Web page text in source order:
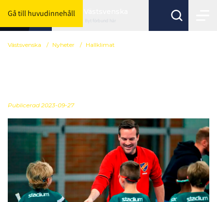
Gå till huvudinnehåll
Byt förbund här
Västsvenska / Nyheter / Hallklimat
Publicerad 2023-09-27